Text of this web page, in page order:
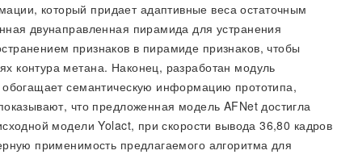
который придает адаптивные веса остаточным
двунаправленная пирамида для устранения
признаков в пирамиде признаков, чтобы
контура метана. Наконец, разработан модуль
обогащает семантическую информацию прототипа,
что предложенная модель AFNet достигла
модели Yolact, при скорости вывода 36,80 кадров
применимость предлагаемого алгоритма для